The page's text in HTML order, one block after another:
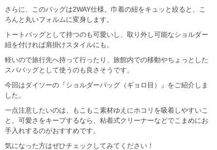
さらに、このバッグは2WAY仕様。巾着の紐をキュッと絞ると、こ
ろんと丸いフォルムに変身します。
トートバッグとして持つのも可愛いし、取り外し可能なショルダー
紐を付ければ肩掛けスタイルにも。
軽いので旅行先へ持って行ったり、旅館内での移動やちょっとした
スパバッグとして使うのも良さそうです。
今回はダイソーの『ショルダーバッグ（ギョロ目）』をご紹介しま
した。
一点注意したいのは、もこもこ素材ゆえにホコリを吸着しやすいこ
と。可愛さをキープするなら、粘着式クリーナーなどでこまめにお
手入れするのがおすすめです。
気になった方はぜひチェックしてみてください！